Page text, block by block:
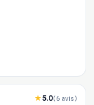
5.0(6 avis)